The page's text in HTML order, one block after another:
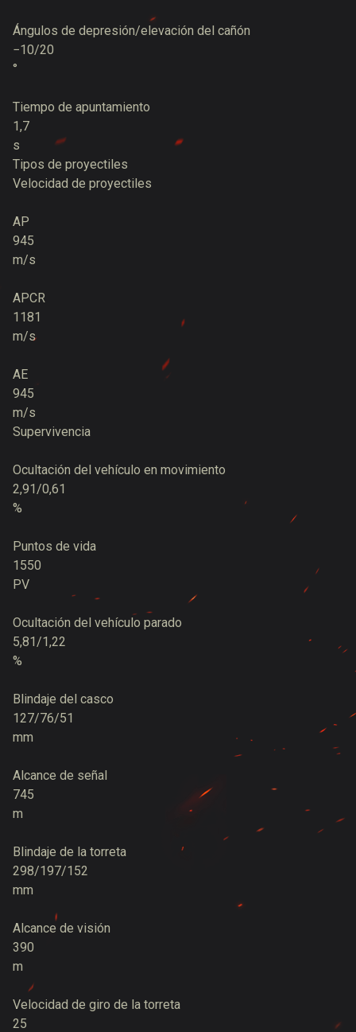
Ángulos de depresión/elevación del cañón
−10/20
°
Tiempo de apuntamiento
1,7
s
Tipos de proyectiles
Velocidad de proyectiles
AP
945
m/s
APCR
1181
m/s
AE
945
m/s
Supervivencia
Ocultación del vehículo en movimiento
2,91/0,61
%
Puntos de vida
1550
PV
Ocultación del vehículo parado
5,81/1,22
%
Blindaje del casco
127/76/51
mm
Alcance de señal
745
m
Blindaje de la torreta
298/197/152
mm
Alcance de visión
390
m
Velocidad de giro de la torreta
25